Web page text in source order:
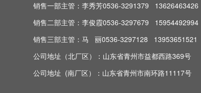
销售一部主管：李秀芳0536-3291379 13626463426
销售二部主管：李俊霞0536-3297679 15954492994
销售三部主管：马 丽0536-3297128 13953651521
公司地址（北厂区）：山东省青州市益都西路369号
公司地址 (南厂区）：山东省青州市南环路11117号